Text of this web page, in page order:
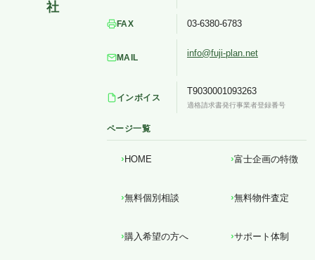
FAX 03-6380-6783
MAIL info@fuji-plan.net
インボイス
T9030001093263
適格請求書発行事業者登録番号
ページ一覧
HOME 富士企画の特徴
無料個別相談 無料物件査定
購入希望の方へ サポート体制